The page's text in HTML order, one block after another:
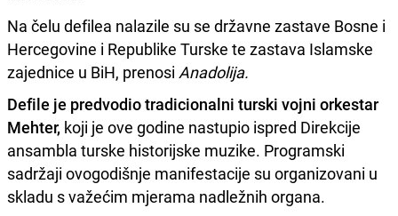
Na čelu defilea nalazile su se državne zastave Bosne i
Hercegovine i Republike Turske te zastava Islamske
zajednice u BiH, prenosi Anadolija.
Defile je predvodio tradicionalni turski vojni orkestar
Mehter, koji je ove godine nastupio ispred Direkcije
ansambla turske historijske muzike. Programski
sadržaji ovogodišnje manifestacije su organizovani u
skladu s važećim mjerama nadležnih organa.